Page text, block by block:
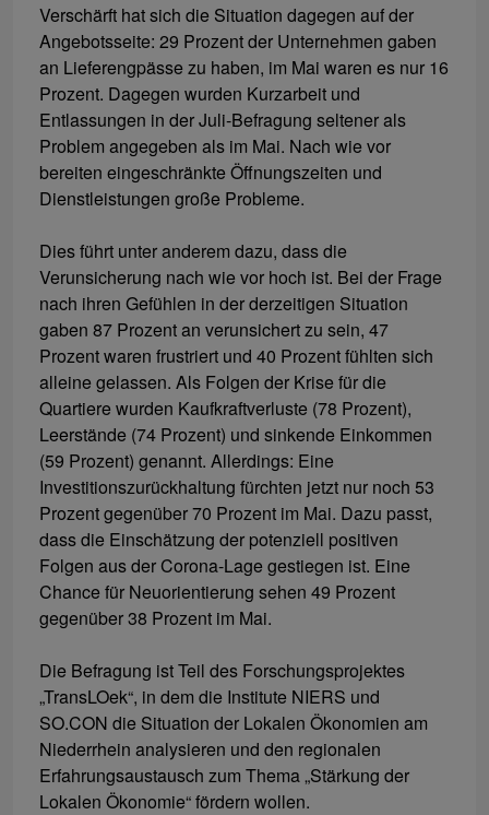
Verschärft hat sich die Situation dagegen auf der
Angebotsseite: 29 Prozent der Unternehmen gaben
an Lieferengpässe zu haben, im Mai waren es nur 16
Prozent. Dagegen wurden Kurzarbeit und
Entlassungen in der Juli-Befragung seltener als
Problem angegeben als im Mai. Nach wie vor
bereiten eingeschränkte Öffnungszeiten und
Dienstleistungen große Probleme.
Dies führt unter anderem dazu, dass die
Verunsicherung nach wie vor hoch ist. Bei der Frage
nach ihren Gefühlen in der derzeitigen Situation
gaben 87 Prozent an verunsichert zu sein, 47
Prozent waren frustriert und 40 Prozent fühlten sich
alleine gelassen. Als Folgen der Krise für die
Quartiere wurden Kaufkraftverluste (78 Prozent),
Leerstände (74 Prozent) und sinkende Einkommen
(59 Prozent) genannt. Allerdings: Eine
Investitionszurückhaltung fürchten jetzt nur noch 53
Prozent gegenüber 70 Prozent im Mai. Dazu passt,
dass die Einschätzung der potenziell positiven
Folgen aus der Corona-Lage gestiegen ist. Eine
Chance für Neuorientierung sehen 49 Prozent
gegenüber 38 Prozent im Mai.
Die Befragung ist Teil des Forschungsprojektes
„TransLOek“, in dem die Institute NIERS und
SO.CON die Situation der Lokalen Ökonomien am
Niederrhein analysieren und den regionalen
Erfahrungsaustausch zum Thema „Stärkung der
Lokalen Ökonomie“ fördern wollen.